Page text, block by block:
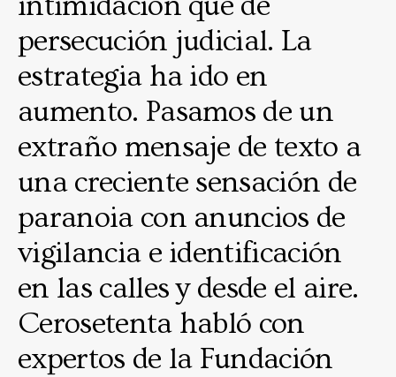
persecución judicial. La
estrategia ha ido en
aumento. Pasamos de un
extraño mensaje de texto a
una creciente sensación de
paranoia con anuncios de
vigilancia e identificación
en las calles y desde el aire.
Cerosetenta habló con
expertos de la Fundación